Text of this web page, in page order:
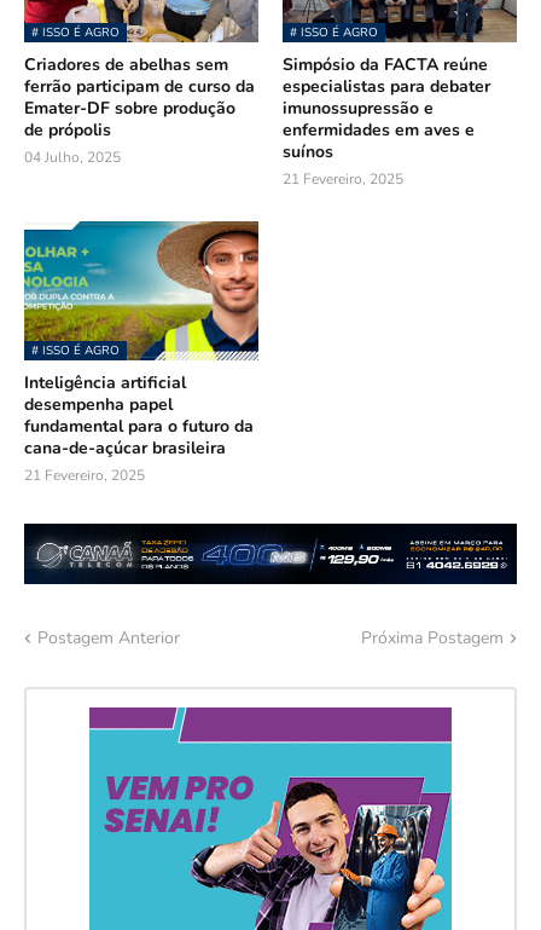
# ISSO É AGRO
Criadores de abelhas sem
ferrão participam de curso da
Emater-DF sobre produção
de própolis
04 Julho, 2025
# ISSO É AGRO
Simpósio da FACTA reúne
especialistas para debater
imunossupressão e
enfermidades em aves e
suínos
21 Fevereiro, 2025
# ISSO É AGRO
Inteligência artificial
desempenha papel
fundamental para o futuro da
cana-de-açúcar brasileira
21 Fevereiro, 2025
Postagem Anterior Próxima Postagem